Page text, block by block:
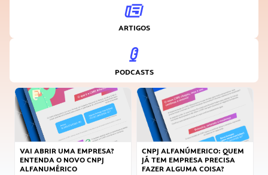
ARTIGOS
PODCASTS
VAI ABRIR UMA EMPRESA?
ENTENDA O NOVO CNPJ
ALFANUMÉRICO
CNPJ ALFANÚMERICO: QUEM
JÁ TEM EMPRESA PRECISA
FAZER ALGUMA COISA?